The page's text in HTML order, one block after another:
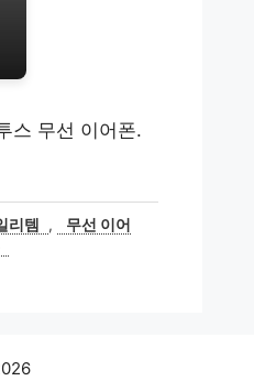
스 무선 이어폰.
리템 ,
무선 이어